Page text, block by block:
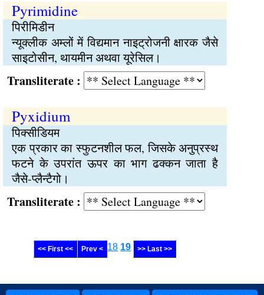
Pyrimidine
पिरीमिडीन
न्यूक्लीक अम्लों में विद्यमान नाइट्रोजनी क्षारक जैसे
साइटोसीन, थायमीन अथवा यूरेसिल।
:
Pyxidium
पिक्सीडियम
एक प्रकार का स्फुटनशील फल, जिसके अनुप्रस्थ
फटने के उपरांत ऊपर का भाग ढक्कन जाता है
जैसे-प्लैन्टैगो।
:
<< First << Prev < 18 19 >> Last >>